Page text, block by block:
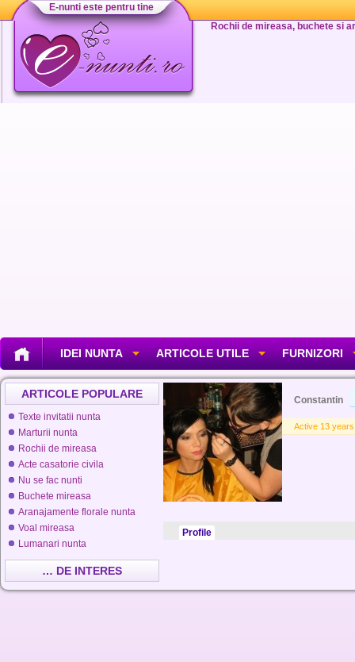
E-nunti este pentru tine
Rochii de mireasa, buchete si
IDEI NUNTA ARTICOLE UTILE FURNIZORI
ARTICOLE POPULARE
Texte invitatii nunta
Marturii nunta
Rochii de mireasa
Acte casatorie civila
Nu se fac nunti
Buchete mireasa
Aranajamente florale nunta
Voal mireasa
Lumanari nunta
… DE INTERES
Constantin
Active 13
Profile